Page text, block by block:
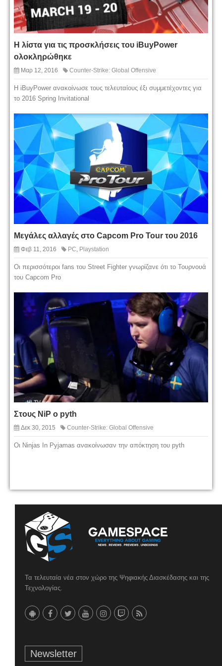
Η λίστα για τις προσκλήσεις του iBuyPower
ολοκληρώθηκε
Μαρ 12, 2016 Counter-Strike: Global Offensive
Η iBuyPower ανακοίνωσε τους τελευταίους έξι συμμετέχοντες για
το 2016 Spring Invitational
Μεγάλες αλλαγές στο Capcom Pro Tour του 2016
Φεβ 11, 2016 PC Playstation
Οι περισσότεροι fans του Street Fighter γνωρίζανε ότι το Τουρνουά
του Capcom Pro
Στους NiP o pyth
Δεκ 30, 2015 Counter-Strike: Global Offensive
Οι Ninjas In Pyjamas ανακοίνωσαν την απόκτηση του pyth
Τα τελευταία νέα στον χώρο της Ψηφιακής Διασκέδασης και της
Τεχνολογίας.
Newsletter